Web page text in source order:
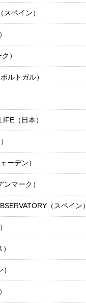
ペイン）
）
ルトガル）
（日本）
ーデン）
ンマーク）
（スペイン）